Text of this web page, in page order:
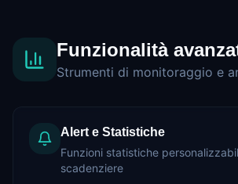
Funzionalità
Strumenti di monitoraggio e
Alert e Statistiche
Funzioni statistiche
scadenziere